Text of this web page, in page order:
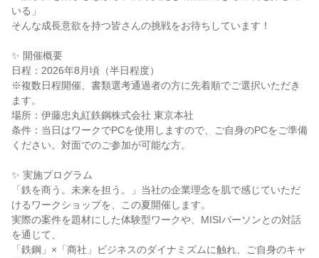
いる」
そんな成長意欲を持つ皆さんの挑戦をお待ちしています！
✨ 開催概要
日程：2026年8月頃（半日程度）
※複数日程開催、書類選考通過者の方に先着順でご選択いただき
ます。
場所：伊藤忠丸紅鉄鋼株式会社 東京本社
条件：当日はワークでPCを使用しますので、ご自身のPCをご準備
ください。対面でのご参加が可能な方。
✨ 実施プログラム
「鉄を商う。未来を担う。」当社の企業理念を肌で感じていただ
けるワークショップを、この夏開催します。
実際の案件を題材にした体験型ワークや、MISIパーソンとの対話
を通じて、
「鉄鋼」×「商社」ビジネスのダイナミズムに触れ、ご自身のキャ